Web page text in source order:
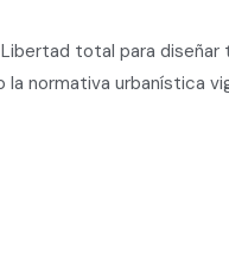
total para
normativa urbanística